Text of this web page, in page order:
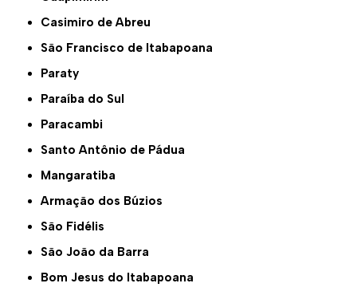
Casimiro de Abreu
São Francisco de Itabapoana
Paraty
Paraíba do Sul
Paracambi
Santo Antônio de Pádua
Mangaratiba
Armação dos Búzios
São Fidélis
São João da Barra
Bom Jesus do Itabapoana